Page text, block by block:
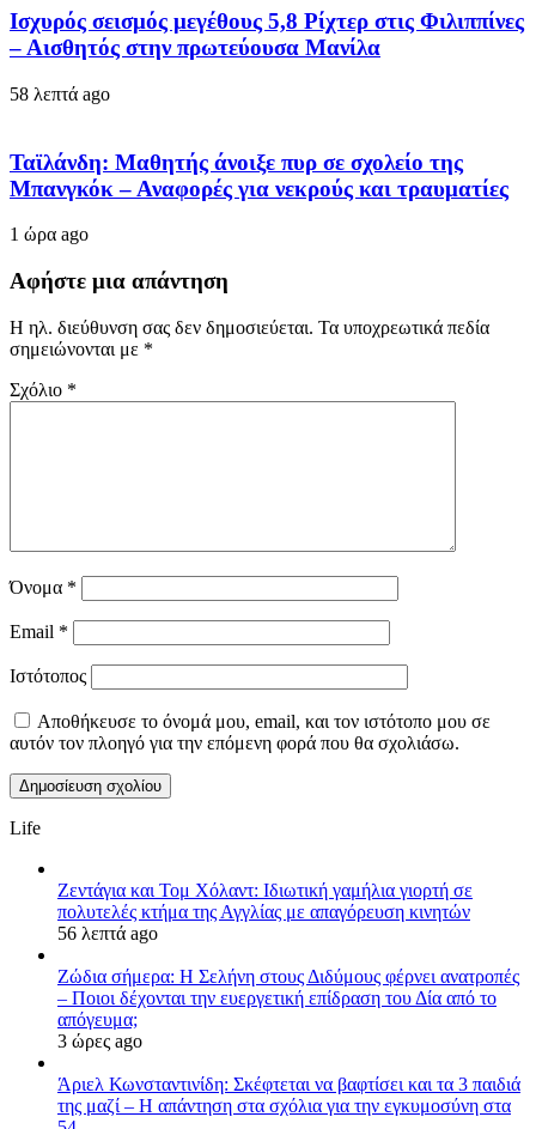
Ισχυρός σεισμός μεγέθους 5,8 Ρίχτερ στις Φιλιππίνες
– Αισθητός στην πρωτεύουσα Μανίλα
58 λεπτά ago
Ταϊλάνδη: Μαθητής άνοιξε πυρ σε σχολείο της
Μπανγκόκ – Αναφορές για νεκρούς και τραυματίες
1 ώρα ago
Αφήστε μια απάντηση
Η ηλ. διεύθυνση σας δεν δημοσιεύεται. Τα υποχρεωτικά πεδία
σημειώνονται με *
Σχόλιο *
Όνομα *
Email *
Ιστότοπος
Αποθήκευσε το όνομά μου, email, και τον ιστότοπο μου σε
αυτόν τον πλοηγό για την επόμενη φορά που θα σχολιάσω.
Life
Ζεντάγια και Τομ Χόλαντ: Ιδιωτική γαμήλια γιορτή σε
πολυτελές κτήμα της Αγγλίας με απαγόρευση κινητών
56 λεπτά ago
Ζώδια σήμερα: Η Σελήνη στους Διδύμους φέρνει ανατροπές
– Ποιοι δέχονται την ευεργετική επίδραση του Δία από το
απόγευμα;
3 ώρες ago
Άριελ Κωνσταντινίδη: Σκέφτεται να βαφτίσει και τα 3 παιδιά
της μαζί – Η απάντηση στα σχόλια για την εγκυμοσύνη στα